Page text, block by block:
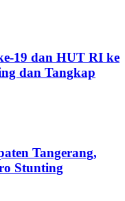
19 dan HUT RI ke
dan Tangkap
Tangerang,
Stunting